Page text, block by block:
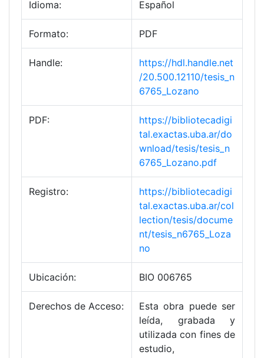
Idioma: Español
Formato: PDF
Handle:
https://hdl.handle.net
/20.500.12110/tesis_n
6765_Lozano
PDF:
https://bibliotecadigi
tal.exactas.uba.ar/do
wnload/tesis/tesis_n
6765_Lozano.pdf
Registro:
https://bibliotecadigi
tal.exactas.uba.ar/col
lection/tesis/docume
nt/tesis_n6765_Loza
no
Ubicación: BIO 006765
Derechos de Acceso:
Esta obra puede ser
leída, grabada y
utilizada con fines de
estudio,